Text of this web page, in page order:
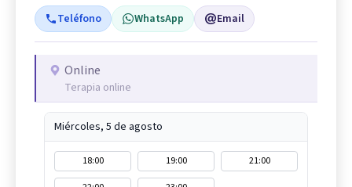
Teléfono WhatsApp Email
Online
Terapia online
Miércoles, 5 de agosto
18:00 19:00
21:00